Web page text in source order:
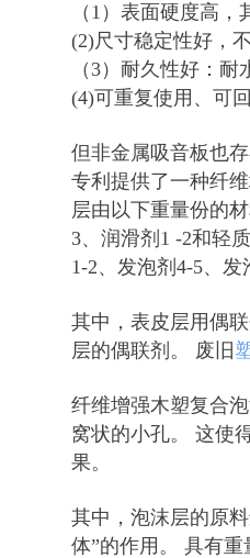
（1）表面硬度高
(2)尺寸稳定性好，
（3）耐久性好：
(4)可重复使用、可
但非金属吸音板也
专利提供了一种纤
层由以下重量份的
3、润滑剂1 -2和轻
1-2、发泡剂4-5、发
其中，表皮层用偶
层的偶联剂。 废旧
纤维增强木塑复合
窝状的小孔。 这使
果。
其中，泡沫层的原
体”的作用。 具有重